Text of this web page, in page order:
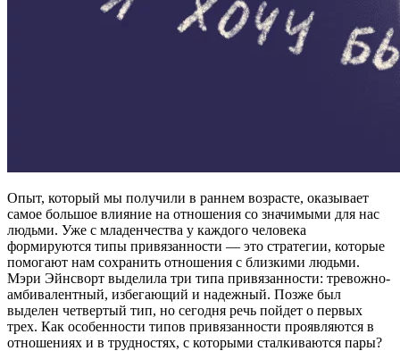
Опыт, который мы получили в раннем возрасте, оказывает
самое большое влияние на отношения со значимыми для нас
людьми. Уже с младенчества у каждого человека
формируются типы привязанности — это стратегии, которые
помогают нам сохранить отношения с близкими людьми.
Мэри Эйнсворт выделила три типа привязанности: тревожно-
амбивалентный, избегающий и надежный. Позже был
выделен четвертый тип, но сегодня речь пойдет о первых
трех. Как особенности типов привязанности проявляются в
отношениях и в трудностях, с которыми сталкиваются пары?